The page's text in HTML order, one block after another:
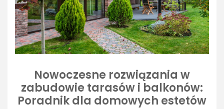
Nowoczesne rozwiązania w
zabudowie tarasów i balkonów:
Poradnik dla domowych estetów